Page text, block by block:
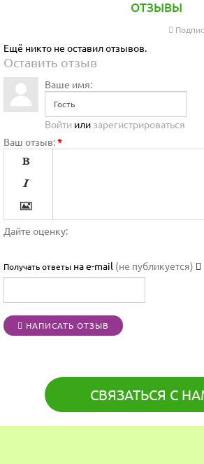
ОТЗЫВЫ
Ещё никто не оставил отзывов.
Оставить отзыв
Ваше имя:
Войти или зарегистрироваться
Ваш отзыв:*







Дайте оценку:
Получать ответы на e-mail (не публикуется)
НАПИСАТЬ ОТЗЫВ
СВЯЗАТЬСЯ С